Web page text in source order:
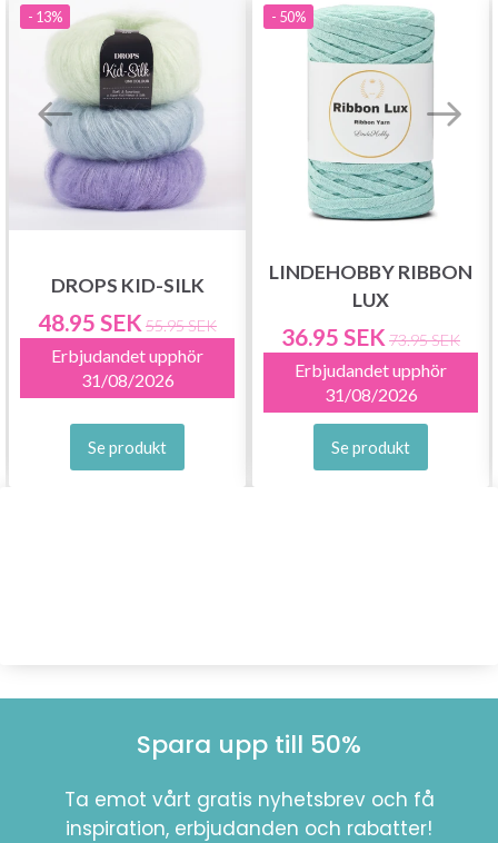
- 13%
DROPS KID-SILK
48.95 SEK 55.95 SEK
Erbjudandet upphör
31/08/2026
Se produkt
- 50%
LINDEHOBBY RIBBON
LUX
36.95 SEK 73.95 SEK
Erbjudandet upphör
31/08/2026
Se produkt
Spara upp till 50%
Ta emot vårt gratis nyhetsbrev och få
inspiration, erbjudanden och rabatter!
Nej tack